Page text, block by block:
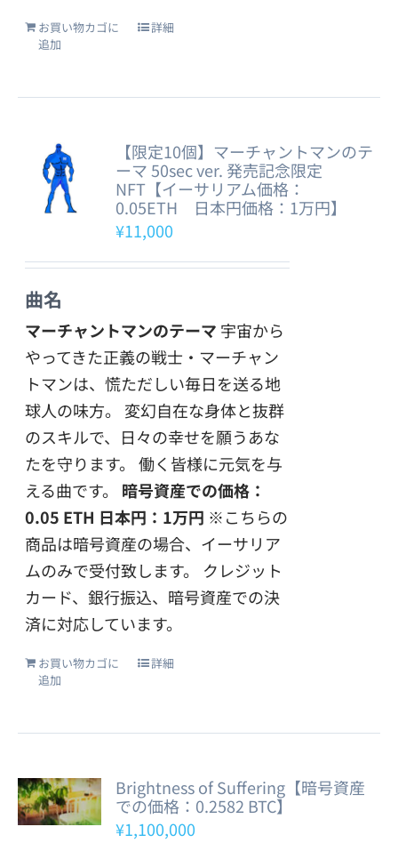
お買い物カゴに
追加
詳細
【限定10個】マーチャントマンのテ
ーマ 50sec ver. 発売記念限定
NFT【イーサリアム価格：
0.05ETH 日本円価格：1万円】
¥11,000
曲名
マーチャントマンのテーマ 宇宙から
やってきた正義の戦士・マーチャン
トマンは、慌ただしい毎日を送る地
球人の味方。 変幻自在な身体と抜群
のスキルで、日々の幸せを願うあな
たを守ります。 働く皆様に元気を与
える曲です。 暗号資産での価格：
0.05 ETH 日本円：1万円 ※こちらの
商品は暗号資産の場合、イーサリア
ムのみで受付致します。 クレジット
カード、銀行振込、暗号資産での決
済に対応しています。
お買い物カゴに
追加
詳細
Brightness of Suffering【暗号資産
での価格：0.2582 BTC】
¥1,100,000